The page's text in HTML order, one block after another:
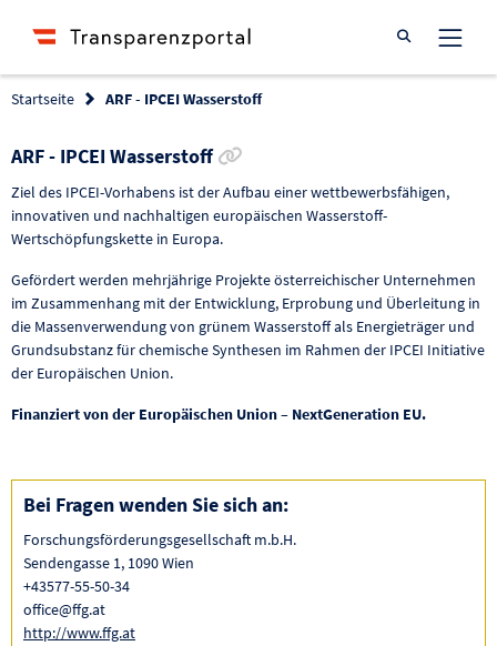
Suche öffnen
Startseite ARF - IPCEI Wasserstoff
ARF - IPCEI Wasserstoff
Ziel des IPCEI-Vorhabens ist der Aufbau einer wettbewerbsfähigen,
innovativen und nachhaltigen europäischen Wasserstoff-
Wertschöpfungskette in Europa.
Gefördert werden mehrjährige Projekte österreichischer Unternehmen
im Zusammenhang mit der Entwicklung, Erprobung und Überleitung in
die Massenverwendung von grünem Wasserstoff als Energieträger und
Grundsubstanz für chemische Synthesen im Rahmen der IPCEI Initiative
der Europäischen Union.
Finanziert von der Europäischen Union – NextGeneration EU.
Bei Fragen wenden Sie sich an:
Forschungsförderungsgesellschaft m.b.H.
Sendengasse 1, 1090 Wien
+43577-55-50-34
office@ffg.at
http://www.ffg.at